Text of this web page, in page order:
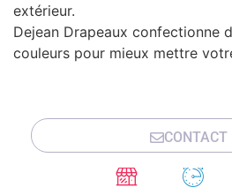
extérieur.
Dejean Drapeaux confectionne
couleurs pour mieux mettre
CONTACT